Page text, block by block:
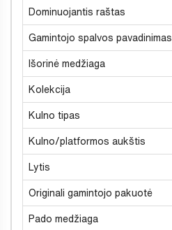
Dominuojantis raštas
Gamintojo spalvos pavadinimas
Išorinė medžiaga
Kolekcija
Kulno tipas
Kulno/platformos aukštis
Lytis
Originali gamintojo pakuotė
Pado medžiaga